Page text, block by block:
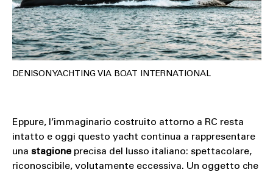
DENISON YACHTING VIA BOAT INTERNATIONAL
Eppure, l’immaginario costruito attorno a RC resta
intatto e oggi questo yacht continua a rappresentare
una stagioneprecisa del lusso italiano: spettacolare,
riconoscibile, volutamente eccessiva. Un oggetto che